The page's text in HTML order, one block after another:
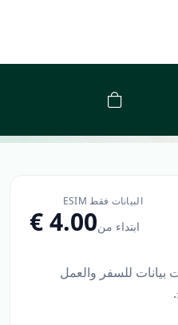
البيانات فقط ESIM
ابتداء من
بيانات للسفر والعمل